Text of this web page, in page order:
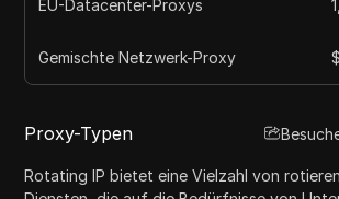
EU-Datacenter-Proxys
Gemischte Netzwerk-Proxy
Proxy-Typen
Rotating IP bietet eine Vielzahl von